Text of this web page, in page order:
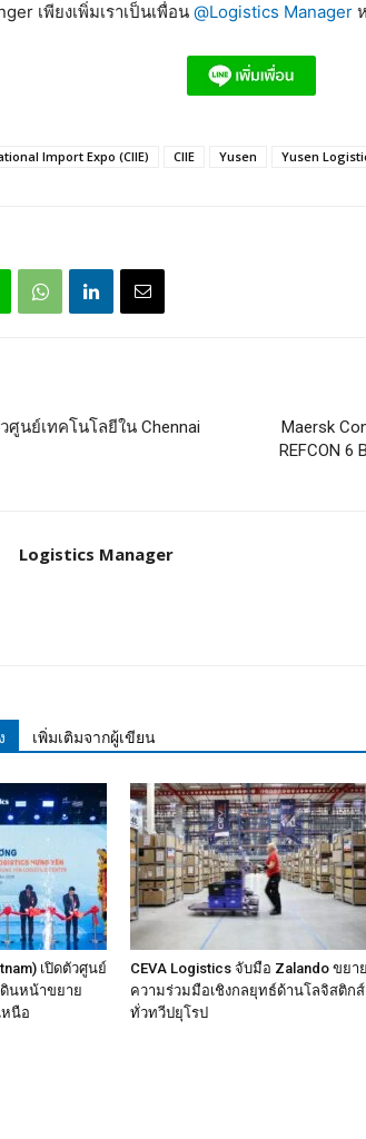
เพียงเพิ่มเราเป็นเพื่อน @Logistics Manager
Import Expo (CIIE) CIIE Yusen Yusen
ศูนย์เทคโนโลยีใน Chennai
Maersk
REFCON 6
Logistics Manager
เพิ่มเติมจากผู้เขียน
เปิดตัวศูนย์
ดินหน้าขยาย
หนือ
CEVA Logistics จับมือ Zalando ขยาย
ความร่วมมือเชิงกลยุทธ์ด้านโลจิสติกส์
ทั่วทวีปยุโรป